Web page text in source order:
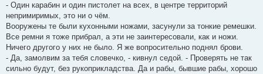
- Один карабин и один пистолет на всех, в центре территорий
непримиримых, это ни о чём.
Вооружены те были кухонными ножами, засунули за тонкие ремешки.
Все ремни я тоже прибрал, а эти не заинтересовали, как и ножи.
Ничего другого у них не было. Я же вопросительно поднял брови.
- Да, замолвим за тебя словечко, - кивнул седой. - Проверять не так
сильно будут, без рукоприкладства. Да и рабы, бывшие рабы, хорошо